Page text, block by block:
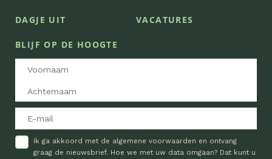
DAGJE UIT VACATURES
BLIJF OP DE HOOGTE
Ik ga akkoord met de algemene voorwaarden en ontvang
graag de nieuwsbrief. Hoe we met uw data omgaan? Dat kunt u